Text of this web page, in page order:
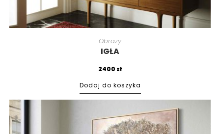
Obrazy
IGŁA
2400 zł
Dodaj do koszyka